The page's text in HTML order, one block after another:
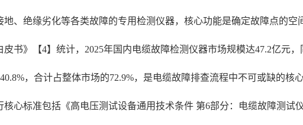
、绝缘劣化等各类故障的专用检测仪器，核心功能是确定故障点的空
书》【4】统计，2025年国内电缆故障检测仪器市场规模达47.2亿元
，合计占整体市场的72.9%，是电缆故障排查流程中不可或缺的核心
心标准包括《高电压测试设备通用技术条件 第6部分：电缆故障测试